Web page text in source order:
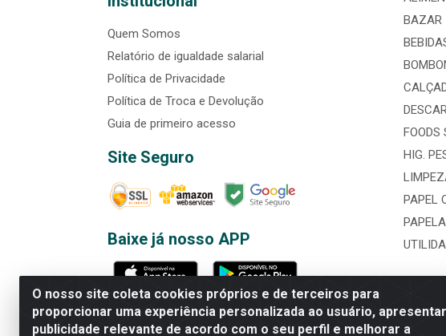
O nosso site coleta cookies próprios e de terceiros para
proporcionar uma experiência personalizada ao usuário, apresentar
publicidade relevante de acordo com o seu perfil e melhorar a
Quem Somos
Relatório de igualdade salarial
Política de Privacidade
Política de Troca e Devolução
Guia de primeiro acesso
Site Seguro
Baixe já nosso APP
BAZAR
FOODS
HIG.
PAPEL
Rede Brasil - Avenida Universitária, nº 3860,